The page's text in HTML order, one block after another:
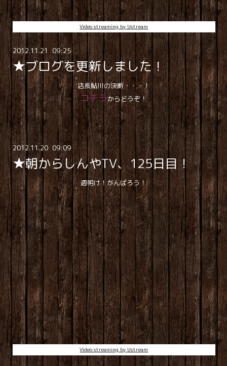
Video streaming by Ustream
2012.11.21 09:25
★ブログを更新しました！
店長鮎川の決断・・・！
コチラからどうぞ！
2012.11.20 09:09
★朝からしんやTV、125日目！
週明け！がんばろう！
Video streaming by Ustream